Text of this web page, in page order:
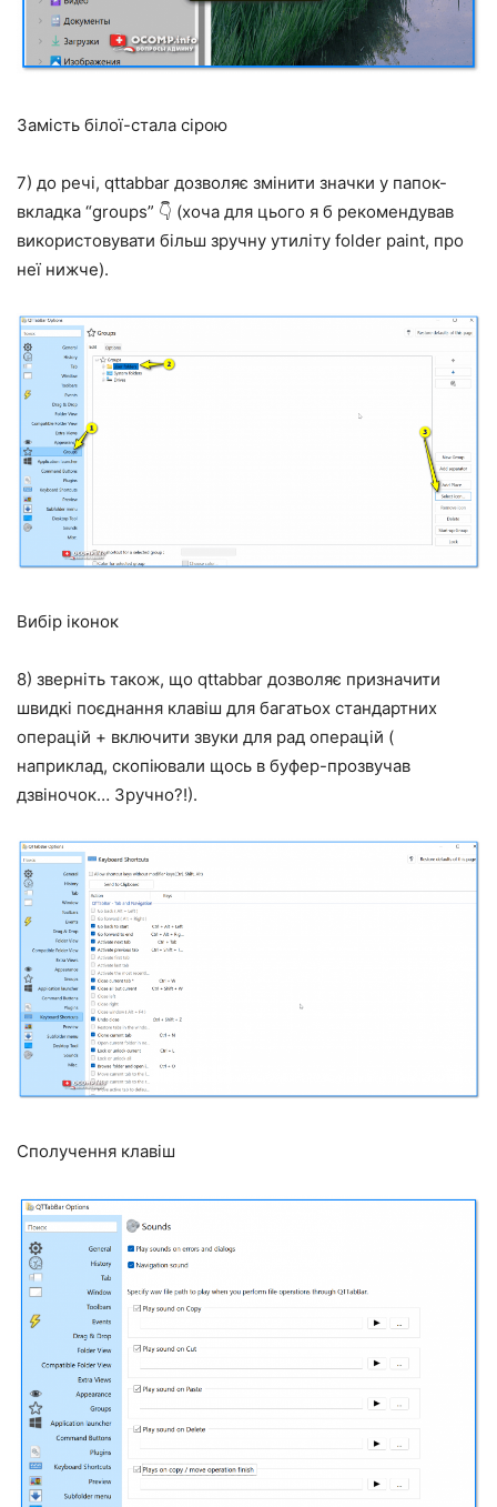
Замість білої-стала сірою
7) до речі, qttabbar дозволяє змінити значки у папок-
вкладка “groups” 👇 (хоча для цього я б рекомендував
використовувати більш зручну утиліту folder paint, про
неї нижче).
Вибір іконок
8) зверніть також, що qttabbar дозволяє призначити
швидкі поєднання клавіш для багатьох стандартних
операцій + включити звуки для рад операцій (
наприклад, скопіювали щось в буфер-прозвучав
дзвіночок… Зручно?!).
Сполучення клавіш